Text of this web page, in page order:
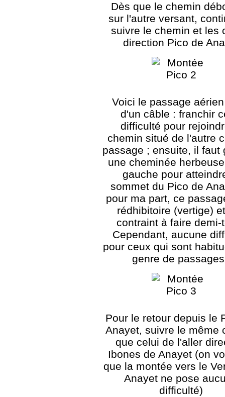
Dès que le chemin
sur l'autre versant,
suivre le chemin et les
direction Pico de
Voici le passage
d'un câble : franchir
difficulté pour
chemin situé de l'autre
passage ; ensuite, il faut
une cheminée
gauche pour
sommet du Pico de
pour ma part, ce
rédhibitoire (vertige)
contraint à faire demi-
Cependant, aucune
pour ceux qui sont
genre de
Pour le retour depuis le
Anayet, suivre le même
que celui de l'aller
Ibones de Anayet (on
que la montée vers le
Anayet ne pose
difficulté)